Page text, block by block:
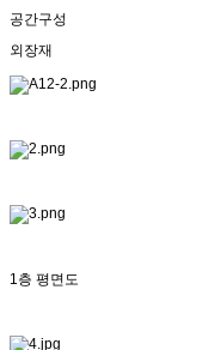
공간구성
외장재
1층 평면도